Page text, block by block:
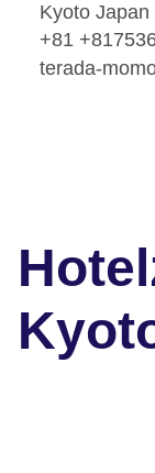
Kyoto Japan
+81
terada-